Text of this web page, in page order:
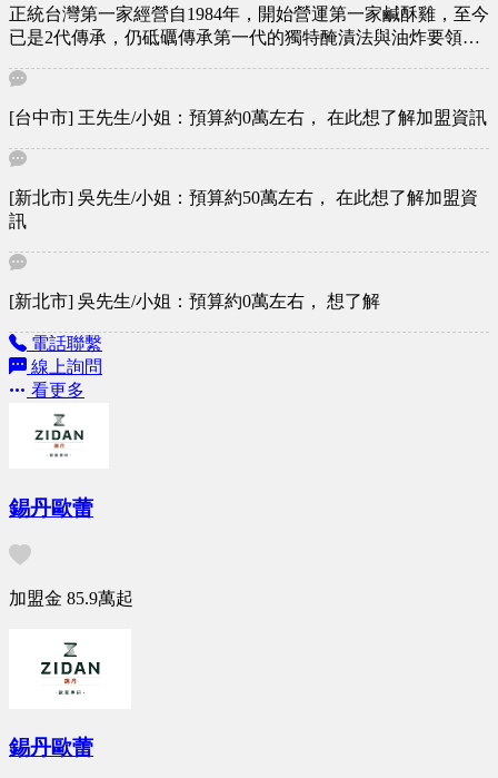
正統台灣第一家經營自1984年，開始營運第一家鹹酥雞，至今
已是2代傳承，仍砥礪傳承第一代的獨特醃漬法與油炸要領，
食材下手，每一項都經過反覆的醃製過程和油炸測試，盡力的
讓新食材在小小的油鍋中，能各自擁有最適合的烹調方式。
今非昔比，葉先生開始建立SOP讓上一代的美味可以藉由更多
有志創業的夥伴們一起將傳統加上創意食材的美味，帶給更多
[台中市] 王先生/小姐：預算約0萬左右， 在此想了解加盟資訊
[新北市] 吳先生/小姐：預算約50萬左右， 在此想了解加盟資
訊
[新北市] 吳先生/小姐：預算約0萬左右， 想了解
電話聯繫
線上詢問
看更多
錫丹歐蕾
加盟金 85.9萬起
錫丹歐蕾